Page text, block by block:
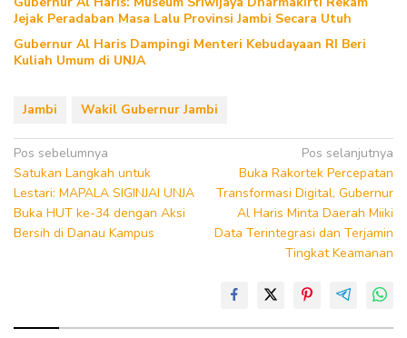
Jejak Peradaban Masa Lalu Provinsi Jambi Secara Utuh
Gubernur Al Haris Dampingi Menteri Kebudayaan RI Beri
Kuliah Umum di UNJA
Jambi Wakil Gubernur Jambi
Navigasi
pos
Pos sebelumnya
Satukan Langkah untuk
Lestari: MAPALA SIGINJAI UNJA
Buka HUT ke-34 dengan Aksi
Bersih di Danau Kampus
Pos selanjutnya
Buka Rakortek Percepatan
Transformasi Digital, Gubernur
Al Haris Minta Daerah Miiki
Data Terintegrasi dan Terjamin
Tingkat Keamanan